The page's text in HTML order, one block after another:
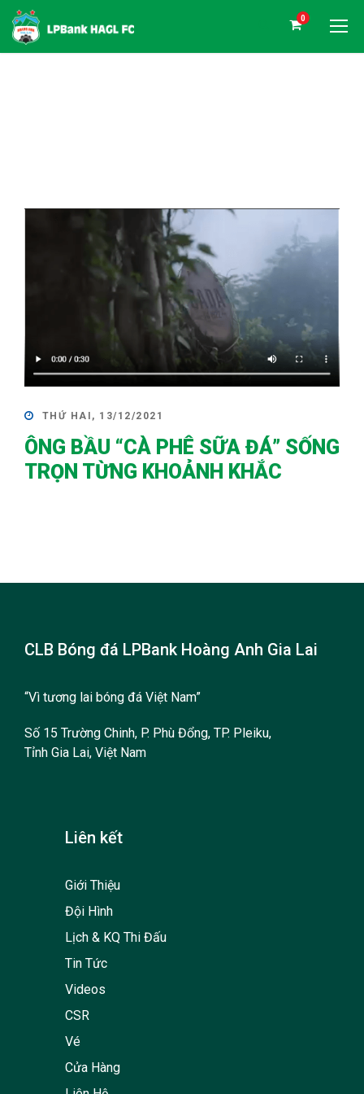
0
THỨ HAI, 13/12/2021
ÔNG BẦU “CÀ PHÊ SỮA ĐÁ” SỐNG
TRỌN TỪNG KHOẢNH KHẮC
CLB Bóng đá LPBank Hoàng Anh Gia Lai
“Vì tương lai bóng đá Việt Nam”
Số 15 Trường Chinh, P. Phù Đổng, TP. Pleiku,
Tỉnh Gia Lai, Việt Nam
Liên kết
Giới Thiệu
Đội Hình
Lịch & KQ Thi Đấu
Tin Tức
Videos
CSR
Vé
Cửa Hàng